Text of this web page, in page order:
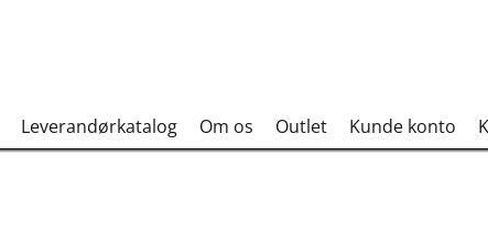
Leverandørkatalog Om os Outlet Kunde konto